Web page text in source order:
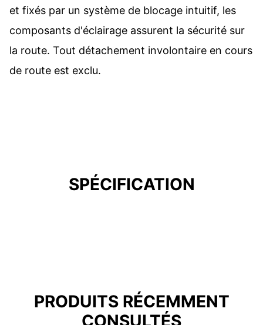
et fixés par un système de blocage intuitif, les
composants d'éclairage assurent la sécurité sur
la route. Tout détachement involontaire en cours
de route est exclu.
SPÉCIFICATION
PRODUITS RÉCEMMENT
CONSULTÉS